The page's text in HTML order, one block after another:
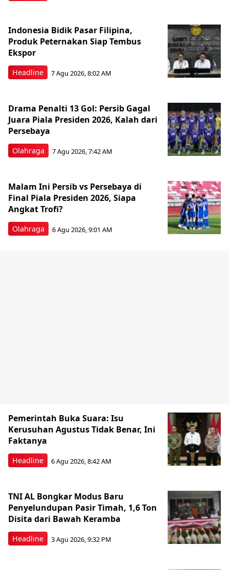
Headline
Indonesia Bidik Pasar Filipina,
Produk Peternakan Siap Tembus
Ekspor
7 Agu 2026, 8:02 AM
Olahraga
Drama Penalti 13 Gol: Persib Gagal
Juara Piala Presiden 2026, Kalah dari
Persebaya
7 Agu 2026, 7:42 AM
Olahraga
Malam Ini Persib vs Persebaya di
Final Piala Presiden 2026, Siapa
Angkat Trofi?
6 Agu 2026, 9:01 AM
Headline
Pemerintah Buka Suara: Isu
Kerusuhan Agustus Tidak Benar, Ini
Faktanya
6 Agu 2026, 8:42 AM
Headline
TNI AL Bongkar Modus Baru
Penyelundupan Pasir Timah, 1,6 Ton
Disita dari Bawah Keramba
3 Agu 2026, 9:32 PM